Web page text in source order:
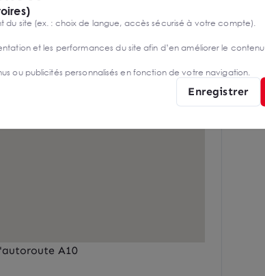
A10
du site (ex. : choix de langue, accès sécurisé à votre compte).
et les performances du site afin d’en améliorer le contenu.
ou publicités personnalisés en fonction de votre navigation.
Enregistrer